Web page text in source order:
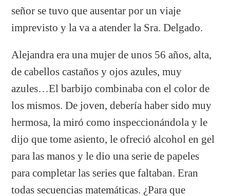
señor se tuvo que ausentar por un viaje
imprevisto y la va a atender la Sra. Delgado.
Alejandra era una mujer de unos 56 años, alta,
de cabellos castaños y ojos azules, muy
azules…El barbijo combinaba con el color de
los mismos. De joven, debería haber sido muy
hermosa, la miró como inspeccionándola y le
dijo que tome asiento, le ofreció alcohol en gel
para las manos y le dio una serie de papeles
para completar las series que faltaban. Eran
todas secuencias matemáticas. ¿Para que